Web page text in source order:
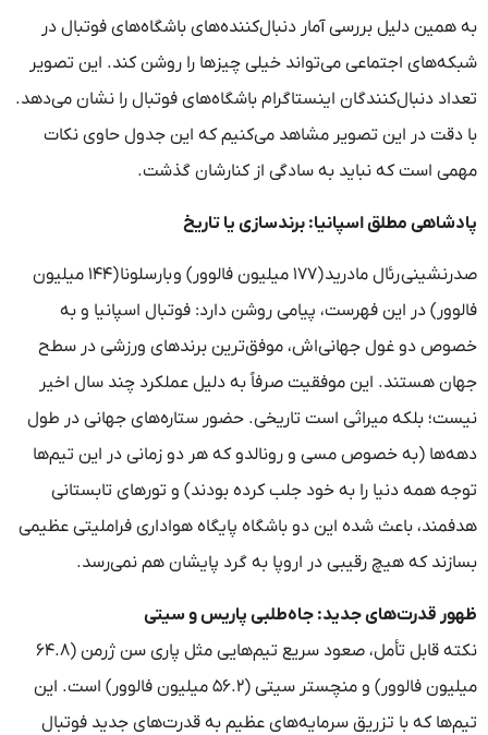
به همین دلیل بررسی آمار دنبال‌کننده‌های باشگاه‌های فوتبال در
شبکه‌های اجتماعی می‌تواند خیلی چیزها را روشن کند. این تصویر
تعداد دنبال‌کنندگان اینستاگرام باشگاه‌های فوتبال را نشان می‌دهد.
با دقت در این تصویر مشاهد می‌کنیم که این جدول حاوی نکات
مهمی است که نباید به سادگی از کنارشان گذشت.
پادشاهی مطلق اسپانیا: برندسازی یا تاریخ
صدرنشینی رئال مادرید (۱۷۷ میلیون فالوور) و بارسلونا (۱۴۴ میلیون
فالوور) در این فهرست، پیامی روشن دارد: فوتبال اسپانیا و به
خصوص دو غول جهانی‌اش، موفق‌ترین برندهای ورزشی در سطح
جهان هستند. این موفقیت صرفاً به دلیل عملکرد چند سال اخیر
نیست؛ بلکه میراثی است تاریخی. حضور ستاره‌های جهانی در طول
دهه‌ها (به خصوص مسی و رونالدو که هر دو زمانی در این تیم‌ها
توجه همه دنیا را به خود جلب کرده بودند) و تورهای تابستانی
هدفمند، باعث شده این دو باشگاه پایگاه هواداری فراملیتی عظیمی
بسازند که هیچ رقیبی در اروپا به گرد پایشان هم نمی‌رسد.
ظهور قدرت‌های جدید: جاه‌طلبی پاریس و سیتی
نکته قابل تأمل، صعود سریع تیم‌هایی مثل پاری سن ژرمن (۶۴.۸
میلیون فالوور) و منچستر سیتی (۵۶.۲ میلیون فالوور) است. این
تیم‌ها که با تزریق سرمایه‌های عظیم به قدرت‌های جدید فوتبال